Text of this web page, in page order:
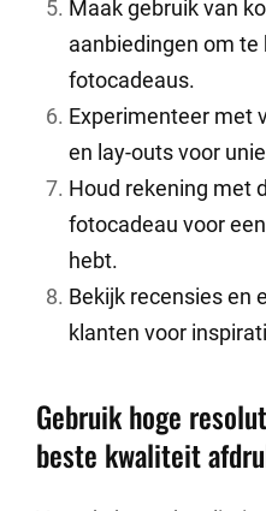
Maak gebruik van
aanbiedingen om te
fotocadeaus.
Experimenteer met
en lay-outs voor
Houd rekening met
fotocadeau voor
hebt.
Bekijk recensies en
klanten voor
Gebruik hoge
beste kwaliteit